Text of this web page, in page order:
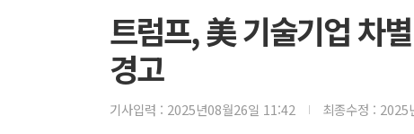
트럼프, 美 기술기업 차
경고
기사입력 : 2025년08월26일 11:42 최종수정 : 2025